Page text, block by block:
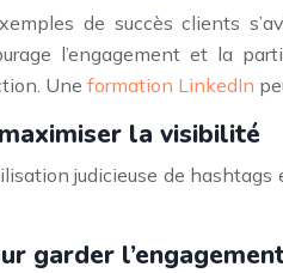
de succès clients
l’engagement et la
Une formation LinkedIn
la visibilité
judicieuse de
garder